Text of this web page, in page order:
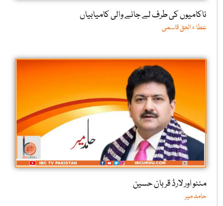
ناکامیوں کی طرف لے جانے والی کامیابیاں
عطا ء الحق قاسمی
منٹو اور لارڈ قربان حسین
حامد میر